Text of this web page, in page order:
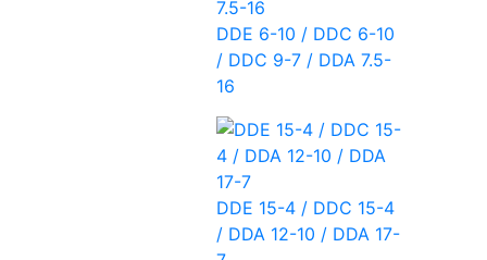
DDE 6-10 / DDC 6-10
/ DDC 9-7 / DDA 7.5-
16
DDE 15-4 / DDC 15-4
/ DDA 12-10 / DDA 17-